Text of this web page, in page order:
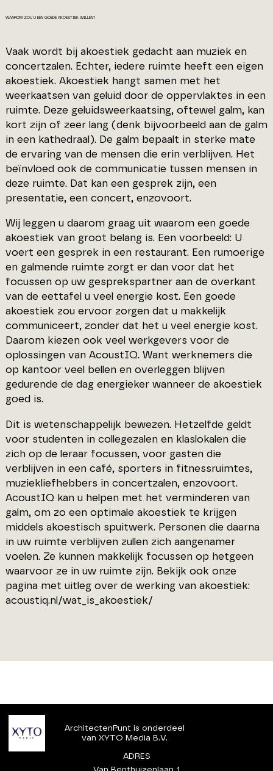
WAAROM ZOU U EEN GOEDE AKOESTIEK WILLEN?
Vaak wordt bij akoestiek gedacht aan muziek en
concertzalen. Echter, iedere ruimte heeft een eigen
akoestiek. Akoestiek hangt samen met het
weerkaatsen van geluid door de oppervlaktes in een
ruimte. Deze geluidsweerkaatsing, oftewel galm, kan
kort zijn of zeer lang (denk bijvoorbeeld aan de galm
in een kathedraal). De galm bepaalt in sterke mate
de ervaring van de mensen die erin verblijven. Het
beïnvloed ook de communicatie tussen mensen in
deze ruimte. Dat kan een gesprek zijn, een
presentatie, een concert, enzovoort.
Wij leggen u daarom graag uit waarom een goede
akoestiek van groot belang is. Een voorbeeld: U
voert een gesprek in een restaurant. Een rumoerige
en galmende ruimte zorgt er dan voor dat het
focussen op uw gesprekspartner aan de overkant
van de eettafel u veel energie kost. Een goede
akoestiek zou ervoor zorgen dat u makkelijk
communiceert, zonder dat het u veel energie kost.
Daarom kiezen ook veel werkgevers voor de
oplossingen van AcoustIQ. Want werknemers die
op kantoor veel bellen en overleggen blijven
gedurende de dag energieker wanneer de akoestiek
goed is.
Dit is wetenschappelijk bewezen. Hetzelfde geldt
voor studenten in collegezalen en klaslokalen die
zich op de leraar focussen, voor gasten die
verblijven in een café, sporters in fitnessruimtes,
muziekliefhebbers in concertzalen, enzovoort.
AcoustIQ kan u helpen met het verminderen van
galm, om zo een optimale akoestiek te krijgen
middels akoestisch spuitwerk. Personen die daarna
in uw ruimte verblijven zullen zich aangenamer
voelen. Ze kunnen makkelijk focussen op hetgeen
waarvoor ze in uw ruimte zijn. Bekijk ook onze
pagina met uitleg over de werking van akoestiek:
acoustiq.nl/wat_is_akoestiek/
ArchitectenPunt is onderdeel
van XYTO Media B.V.
ADRES